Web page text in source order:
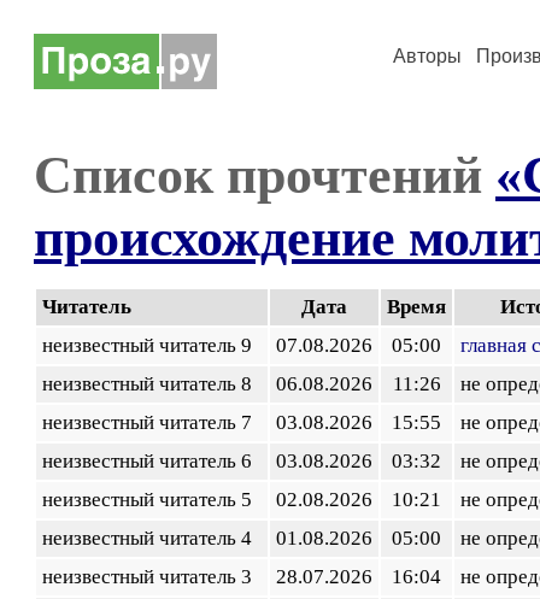
Авторы
Список прочтений
происхождение
Читатель Дата Время
неизвестный читатель 9
07.08.2026 05:00
главная
неизвестный читатель 8
06.08.2026 11:26
не
неизвестный читатель 7
03.08.2026 15:55
не
неизвестный читатель 6
03.08.2026 03:32
не
неизвестный читатель 5
02.08.2026 10:21
не
неизвестный читатель 4
01.08.2026 05:00
не
неизвестный читатель 3
28.07.2026 16:04
не